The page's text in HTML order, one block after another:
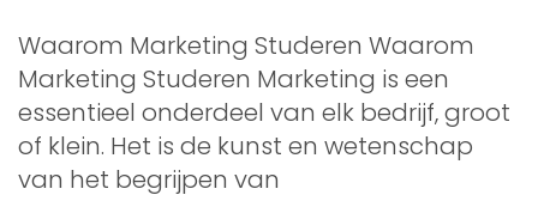
Waarom Marketing Studeren Waarom
Marketing Studeren Marketing is een
essentieel onderdeel van elk bedrijf, groot
of klein. Het is de kunst en wetenschap
van het begrijpen van